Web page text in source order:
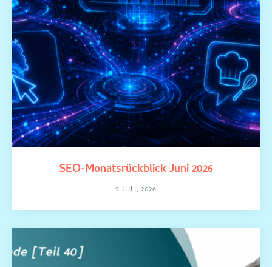
SEO-Monatsrückblick Juni 2026
9 JULI, 2026